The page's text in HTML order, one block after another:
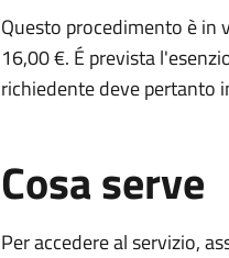
Questo procedimento è in
16,00 €. É prevista
richiedente deve pertanto
Cosa serve
Per accedere al servizio,